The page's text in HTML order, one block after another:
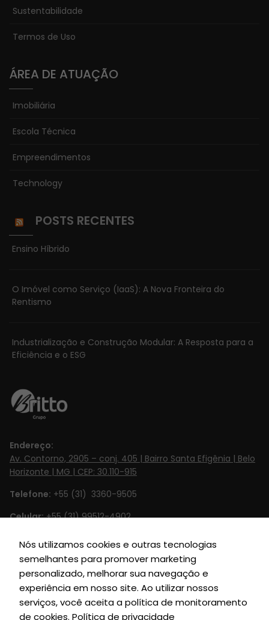
Sustentabilidade
Termos de Uso
ÁREA DE ATUAÇÃO
Imobiliária
Escola Técnica
Empreendimentos
Technology
POSTS RECENTES
Ensino Híbrido
O Imóvel como Serviço (IaaS): A Nova Fronteira do
Rentismo
Industrialização e Construção Modular: A Resposta para a
Eficiência e o ESG
Endereço:
Av. Contorno, 2905 – conj. 405 | Bairro Santa Efigênia | Belo
Horizonte | MG | CEP: 30.110-915
Telefone: +55 (31) 3360-9505
Celular:+55 (31) 99512-4902‬
Email:
contato@britto.com.br
Horário de Funcionamento:Segunda à Sexta de 8h às 18h
SIGA-NOS
Nós utilizamos cookies e outras tecnologias
semelhantes para promover marketing
personalizado, melhorar sua navegação e
experiência em nosso site. Ao utilizar nossos
serviços, você aceita a política de monitoramento
de cookies. Política de privacidade